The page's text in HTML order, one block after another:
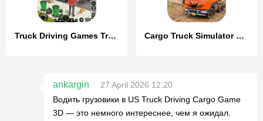
Truck Driving Games Truck Game Cargo Truck Simulator Games 3D
ankargin
27 April 2026 12:20
Водить грузовики в US Truck Driving Cargo Game
3D — это немного интереснее, чем я ожидал.